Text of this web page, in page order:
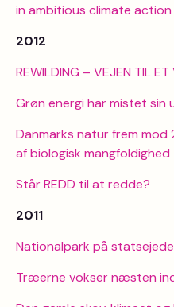
in ambitious climate action
2012
REWILDING – VEJEN TIL ET
Grøn energi har mistet sin
Danmarks natur frem
af biologisk mangfoldighed
Står REDD til at redde?
2011
Nationalpark på
Træerne vokser næsten